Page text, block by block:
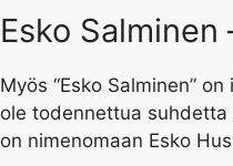
Esko
Myös “Esko Salminen”
ole todennettua suhdetta
on nimenomaan Esko